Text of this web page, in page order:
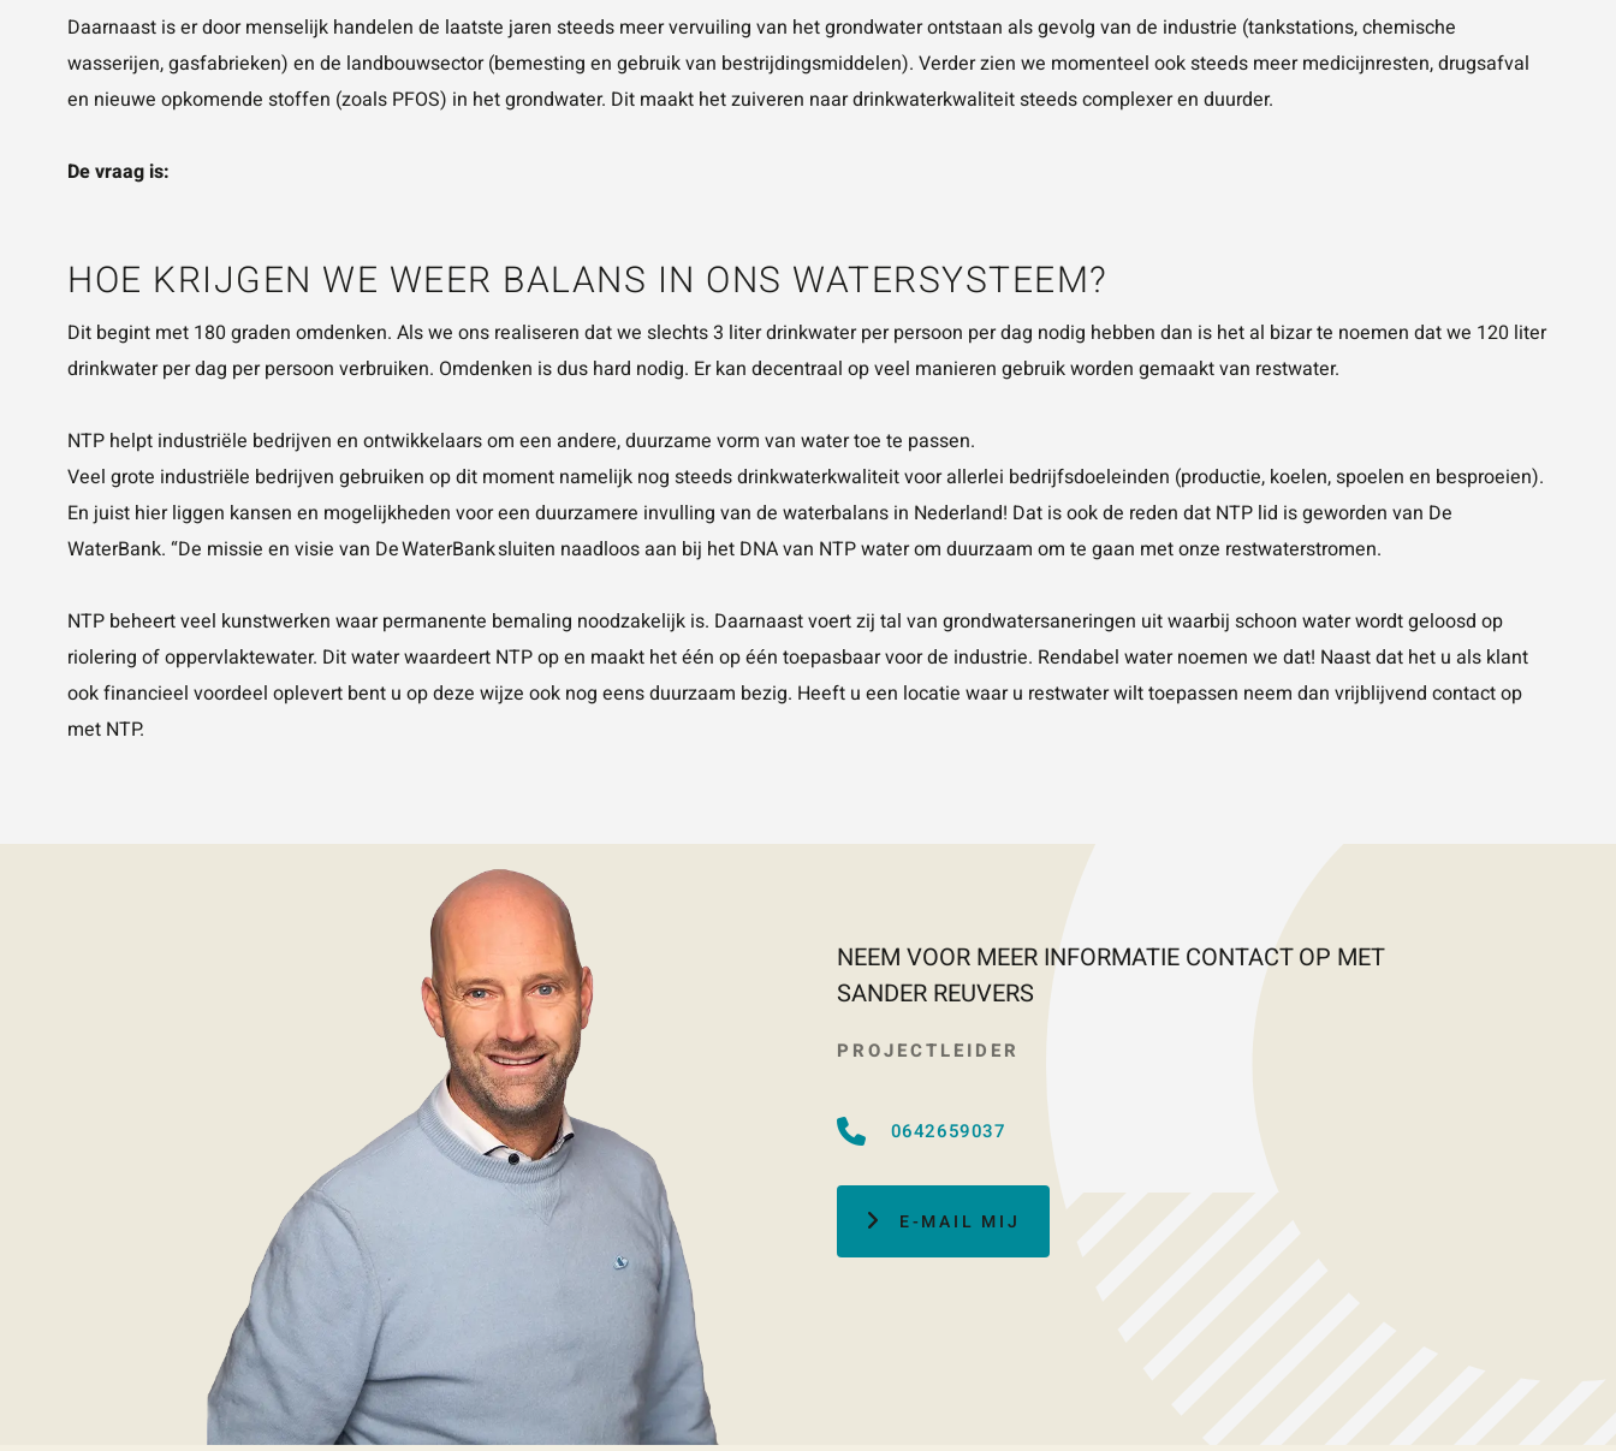
Daarnaast is er door menselijk handelen de laatste jaren steeds meer vervuiling van het grondwater ontstaan als gevolg van de industrie (tankstations, chemische
wasserijen, gasfabrieken) en de landbouwsector (bemesting en gebruik van bestrijdingsmiddelen). Verder zien we momenteel ook steeds meer medicijnresten, drugsafval
en nieuwe opkomende stoffen (zoals PFOS) in het grondwater. Dit maakt het zuiveren naar drinkwaterkwaliteit steeds complexer en duurder.
De vraag is:
HOE KRIJGEN WE WEER BALANS IN ONS WATERSYSTEEM?
Dit begint met 180 graden omdenken. Als we ons realiseren dat we slechts 3 liter drinkwater per persoon per dag nodig hebben dan is het al bizar te noemen dat we 120 liter
drinkwater per dag per persoon verbruiken. Omdenken is dus hard nodig. Er kan decentraal op veel manieren gebruik worden gemaakt van restwater.
NTP helpt industriële bedrijven en ontwikkelaars om een andere, duurzame vorm van water toe te passen.
Veel grote industriële bedrijven gebruiken op dit moment namelijk nog steeds drinkwaterkwaliteit voor allerlei bedrijfsdoeleinden (productie, koelen, spoelen en besproeien).
En juist hier liggen kansen en mogelijkheden voor een duurzamere invulling van de waterbalans in Nederland! Dat is ook de reden dat NTP lid is geworden van De
WaterBank. “De missie en visie van De WaterBank sluiten naadloos aan bij het DNA van NTP water om duurzaam om te gaan met onze restwaterstromen.
NTP beheert veel kunstwerken waar permanente bemaling noodzakelijk is. Daarnaast voert zij tal van grondwatersaneringen uit waarbij schoon water wordt geloosd op
riolering of oppervlaktewater. Dit water waardeert NTP op en maakt het één op één toepasbaar voor de industrie. Rendabel water noemen we dat! Naast dat het u als klant
ook financieel voordeel oplevert bent u op deze wijze ook nog eens duurzaam bezig. Heeft u een locatie waar u restwater wilt toepassen neem dan vrijblijvend contact op
met NTP.
NEEM VOOR MEER INFORMATIE CONTACT OP MET
SANDER REUVERS
PROJECTLEIDER
0642659037
E-MAIL MIJ